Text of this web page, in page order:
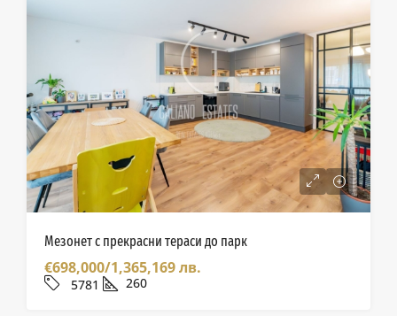
Мезонет с прекрасни тераси до парк
€698,000/1,365,169 лв.
5781 260